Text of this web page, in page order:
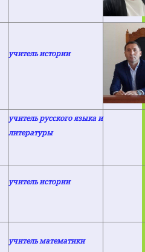
учитель истории
учитель русского языка и
литературы
учитель истории
учитель математики